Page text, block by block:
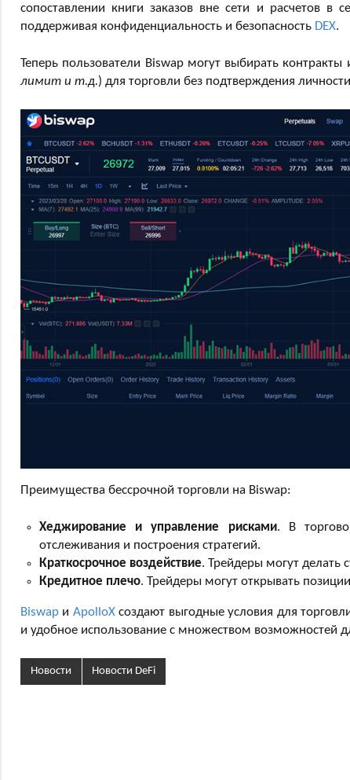
сопоставлении книги заказов вне сети и расчетов
поддерживая конфиденциальность и безопасность DEX.
Теперь пользователи Biswap могут выбирать
лимит и т.д.) для торговли без подтверждения
Преимущества бессрочной торговли на Biswap:
Хеджирование и управление рисками. В
отслеживания и построения стратегий.
Краткосрочное воздействие. Трейдеры могут делать
Кредитное плечо. Трейдеры могут открывать
Biswap и ApolloXсоздают выгодные условия для
и удобное использование с множеством возможностей
Новости Новости DeFi